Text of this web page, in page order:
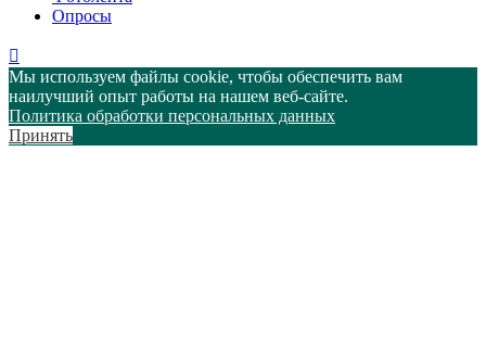
Опросы
Мы используем файлы cookie, чтобы обеспечить вам
наилучший опыт работы на нашем веб-сайте.
Политика обработки персональных данных
Принять